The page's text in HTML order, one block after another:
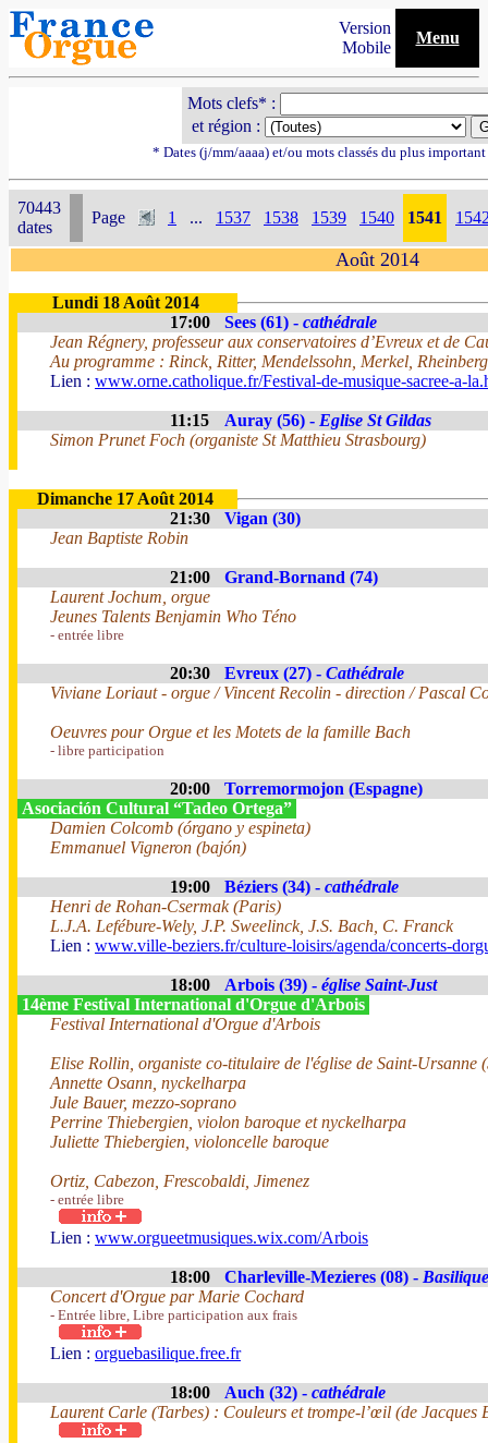
Version
Mobile
Menu
Mots clefs* :
et région :
* Dates (j/mm/aaaa) et/ou mots classés du plus
70443
dates
Page 1 ... 1537 1538 1539 1540 1541
Août 2014
Lundi 18 Août 2014
17:00
Sees (61) - cathédrale
Jean Régnery, professeur aux conservatoires d’Evreux et de
Au programme : Rinck, Ritter, Mendelssohn, Merkel,
Lien : www.orne.catholique.fr/Festival-de-musique-sacree-a-
11:15 Auray (56) - Eglise St Gildas
Simon Prunet Foch (organiste St Matthieu Strasbourg)
Dimanche 17 Août 2014
21:30
Vigan (30)
Jean Baptiste Robin
21:00
Grand-Bornand (74)
Laurent Jochum, orgue
Jeunes Talents Benjamin Who Téno
- entrée libre
20:30 Evreux (27) - Cathédrale
Viviane Loriaut - orgue / Vincent Recolin - direction / Pascal
Oeuvres pour Orgue et les Motets de la famille Bach
- libre participation
20:00
Torremormojon (Espagne)
Asociación Cultural “Tadeo Ortega”
Damien Colcomb (órgano y espineta)
Emmanuel Vigneron (bajón)
19:00 Béziers (34) - cathédrale
Henri de Rohan-Csermak (Paris)
L.J.A. Lefébure-Wely, J.P. Sweelinck, J.S. Bach, C. Franck
Lien : www.ville-beziers.fr/culture-loisirs/agenda/concerts-
18:00 Arbois (39) - église Saint-Just
14ème Festival International d'Orgue d'Arbois
Festival International d'Orgue d'Arbois
Elise Rollin, organiste co-titulaire de l'église de Saint-Ursanne
Annette Osann, nyckelharpa
Jule Bauer, mezzo-soprano
Perrine Thiebergien, violon baroque et nyckelharpa
Juliette Thiebergien, violoncelle baroque
Ortiz, Cabezon, Frescobaldi, Jimenez
- entrée libre
Lien : www.orgueetmusiques.wix.com/Arbois
18:00 Charleville-Mezieres (08) -
Concert d'Orgue par Marie Cochard
- Entrée libre, Libre participation aux frais
Lien : orguebasilique.free.fr
18:00 Auch (32) - cathédrale
Laurent Carle (Tarbes) : Couleurs et trompe-l’œil (de Jacques